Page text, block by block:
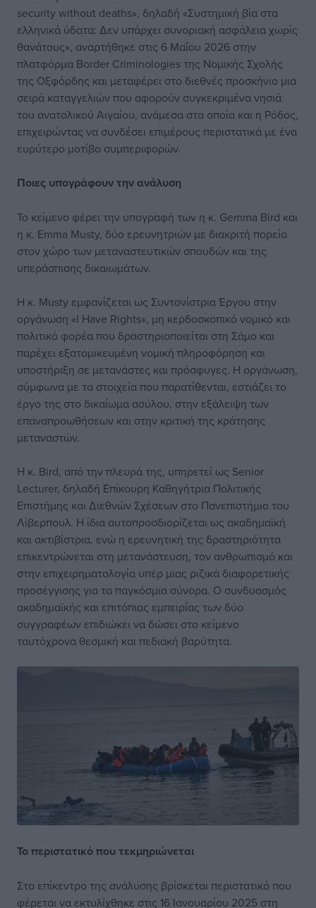
security without deaths», δηλαδή «Συστημική βία στα
ελληνικά ύδατα: Δεν υπάρχει συνοριακή ασφάλεια χωρίς
θανάτους», αναρτήθηκε στις 6 Μαΐου 2026 στην
πλατφόρμα Border Criminologies της Νομικής Σχολής
της Οξφόρδης και μεταφέρει στο διεθνές προσκήνιο μια
σειρά καταγγελιών που αφορούν συγκεκριμένα νησιά
του ανατολικού Αιγαίου, ανάμεσα στα οποία και η Ρόδος,
επιχειρώντας να συνδέσει επιμέρους περιστατικά με ένα
ευρύτερο μοτίβο συμπεριφορών.
Ποιες υπογράφουντην ανάλυση
Το κείμενο φέρει την υπογραφή των η κ. Gemma Bird και
η κ. Emma Musty, δύο ερευνητριών με διακριτή πορεία
στον χώρο των μεταναστευτικών σπουδών και της
υπεράσπισης δικαιωμάτων.
Η κ. Musty εμφανίζεται ως Συντονίστρια Έργου στην
οργάνωση «I Have Rights», μη κερδοσκοπικό νομικό και
πολιτικό φορέα που δραστηριοποιείται στη Σάμο και
παρέχει εξατομικευμένη νομική πληροφόρηση και
υποστήριξη σε μετανάστες και πρόσφυγες. Η οργάνωση,
σύμφωνα με τα στοιχεία που παρατίθενται, εστιάζει το
έργο της στο δικαίωμα ασύλου, στην εξάλειψη των
επαναπροωθήσεων και στην κριτική της κράτησης
μεταναστών.
Η κ. Bird, από την πλευρά της, υπηρετεί ως Senior
Lecturer, δηλαδή Επίκουρη Καθηγήτρια Πολιτικής
Επιστήμης και Διεθνών Σχέσεων στο Πανεπιστήμιο του
Λίβερπουλ. Η ίδια αυτοπροσδιορίζεται ως ακαδημαϊκή
και ακτιβίστρια, ενώ η ερευνητική της δραστηριότητα
επικεντρώνεται στη μετανάστευση, τον ανθρωπισμό και
στην επιχειρηματολογία υπέρ μιας ριζικά διαφορετικής
προσέγγισης για τα παγκόσμια σύνορα. Ο συνδυασμός
ακαδημαϊκής και επιτόπιας εμπειρίας των δύο
συγγραφέων επιδιώκει να δώσει στο κείμενο
ταυτόχρονα θεσμική και πεδιακή βαρύτητα.
Το περιστατικόπου τεκμηριώνεται
Στο επίκεντρο της ανάλυσης βρίσκεται περιστατικό που
φέρεται να εκτυλίχθηκε στις 16 Ιανουαρίου 2025 στη